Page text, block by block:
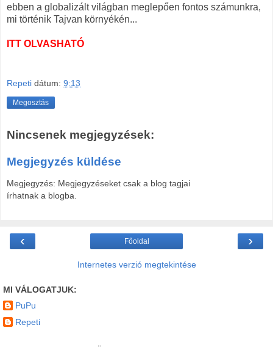
ebben a globalizált világban meglepően fontos számunkra,
mi történik Tajvan környékén...
ITT OLVASHATÓ
Repeti dátum: 9:13
Megosztás
Nincsenek megjegyzések:
Megjegyzés küldése
Megjegyzés: Megjegyzéseket csak a blog tagjai
írhatnak a blogba.
‹ ›
Főoldal
Internetes verzió megtekintése
MI VÁLOGATJUK:
PuPu
Repeti